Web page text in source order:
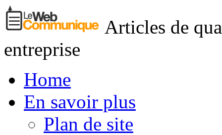
Articles de
entreprise
Home
En savoir plus
Plan de site